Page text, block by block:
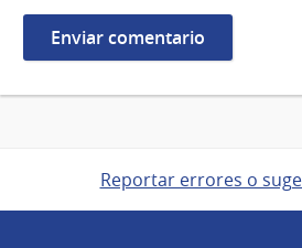
Reportar errores o